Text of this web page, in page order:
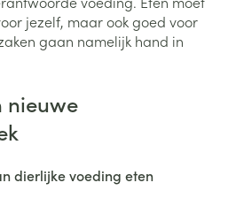
jezelf, maar ook goed voor
gaan namelijk hand in
nieuwe
dierlijke voeding eten